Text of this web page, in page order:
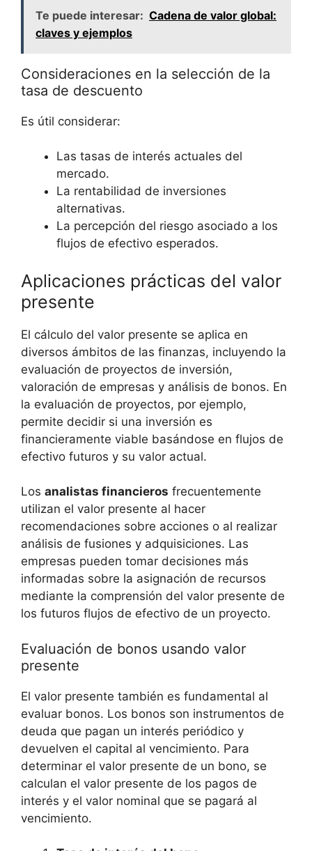
Te puede interesar: Cadena de valor global:
claves y ejemplos
Consideraciones ⁢en⁢ la selección de ‍la
tasa de descuento
Es útil considerar:
Las tasas de interés actuales del
mercado.
La rentabilidad de inversiones
alternativas.
La percepción⁤ del riesgo asociado a los
flujos de efectivo esperados.
Aplicaciones prácticas del ⁣valor
presente
El cálculo del valor presente se⁢ aplica en
diversos⁢ ámbitos de⁤ las finanzas, incluyendo la‌
evaluación de proyectos de inversión,
⁢valoración de empresas y análisis de bonos. En
la​ evaluación‍ de proyectos, por⁤ ejemplo,
permite decidir si ‍una⁢ inversión es
financieramente viable‌ basándose en flujos‍ de
efectivo futuros ‍y su valor actual.
Los analistas financieros frecuentemente
utilizan el valor presente al hacer
recomendaciones sobre acciones o al realizar
análisis de fusiones y adquisiciones. Las
empresas pueden tomar ⁣decisiones más
informadas sobre la asignación ‍de recursos
mediante la ‍comprensión del valor presente de
los⁤ futuros flujos de efectivo ​de un proyecto.
Evaluación⁣ de bonos usando valor
presente
El valor presente también es fundamental al
evaluar bonos. Los bonos son instrumentos​ de
deuda ⁣que pagan un interés periódico‌ y
devuelven el capital al vencimiento. Para​
determinar el valor presente de un bono, se
calculan el valor presente de los pagos ⁤de
‍interés y⁢ el valor nominal que se pagará al
vencimiento.